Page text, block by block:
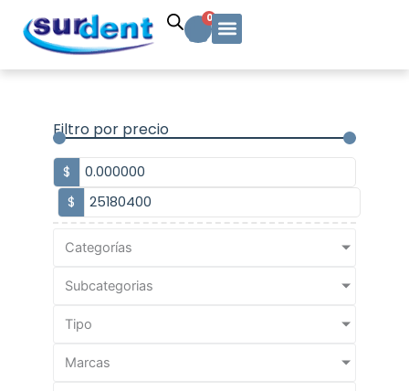
contenido
0
Carrito
Filtro por precio
$
$
Categorías
Subcategorias
Tipo
Marcas